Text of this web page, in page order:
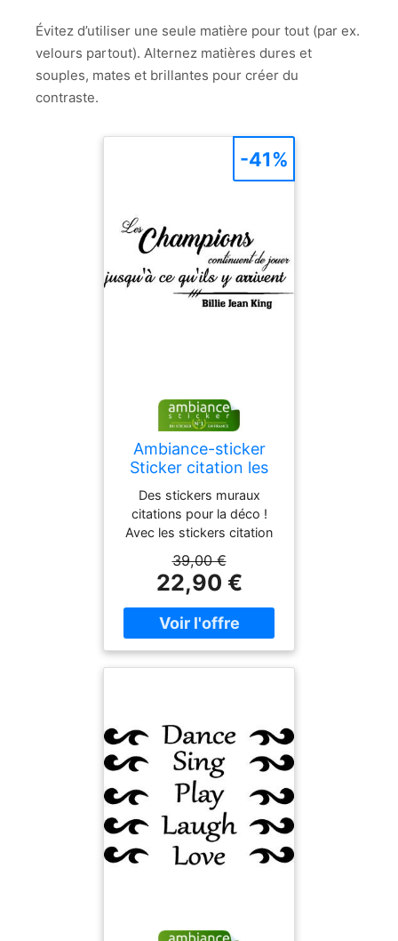
Évitez d’utiliser une seule matière pour tout (par ex.
velours partout). Alternez matières dures et
souples, mates et brillantes pour créer du
contraste.
Ambiance-sticker
Sticker citation les
champions
continuent de jouer -
Billie J. King
Des stickers muraux
citations pour la déco !
Avec les stickers citation
champions continuent de
jouer - Billie J. King, vous
pourrez enfin décorer
l'intérieur de votre maison
39,00 €
22,90 €
-41%